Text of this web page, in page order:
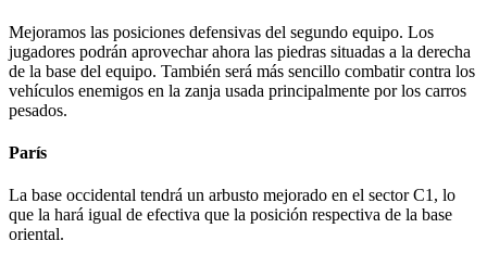
Mejoramos las posiciones defensivas del segundo equipo. Los
jugadores podrán aprovechar ahora las piedras situadas a la derecha
de la base del equipo. También será más sencillo combatir contra los
vehículos enemigos en la zanja usada principalmente por los carros
pesados.
París
La base occidental tendrá un arbusto mejorado en el sector C1, lo
que la hará igual de efectiva que la posición respectiva de la base
oriental.